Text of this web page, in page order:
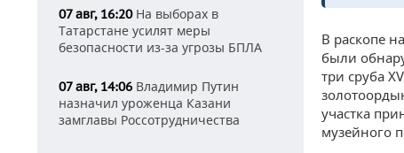
07 авг, 16:20На выборах в
Татарстане усилят меры
безопасности из-за угрозы БПЛА
07 авг, 14:06 Владимир Путин
назначил уроженца Казани
замглавы Россотрудничества
В раскопе
были
три сруба
участка
музейного